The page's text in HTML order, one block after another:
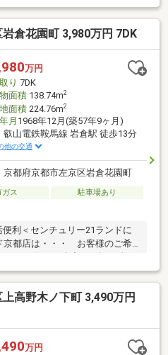
すい設備が整い、小学校も徒歩
ます。お気軽にお問い合わせ下
倉花園町 3,980万円 7DK
万円
り 7DK
面積138.74m2
面積224.76m2
月 1968年12月(築57年9ヶ月)
叡山電鉄鞍馬線 岩倉駅 徒歩13分
他の交通
京都府京都市左京区岩倉花園町
ガス
駐車場あり
利＜センチュリー21ランドに
京都店は・・・ お客様のご希
談など、些細なことでもお気
ムのご相談も承っておりま
歩約6分○京都市営地下鉄烏丸線
：10：00～20：00（火曜日・
待ちしております！
高野木ノ下町 3,490万円
万円